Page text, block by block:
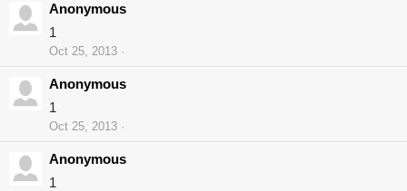
Anonymous
1
Oct 25, 2013
Anonymous
1
Oct 25, 2013
Anonymous
1